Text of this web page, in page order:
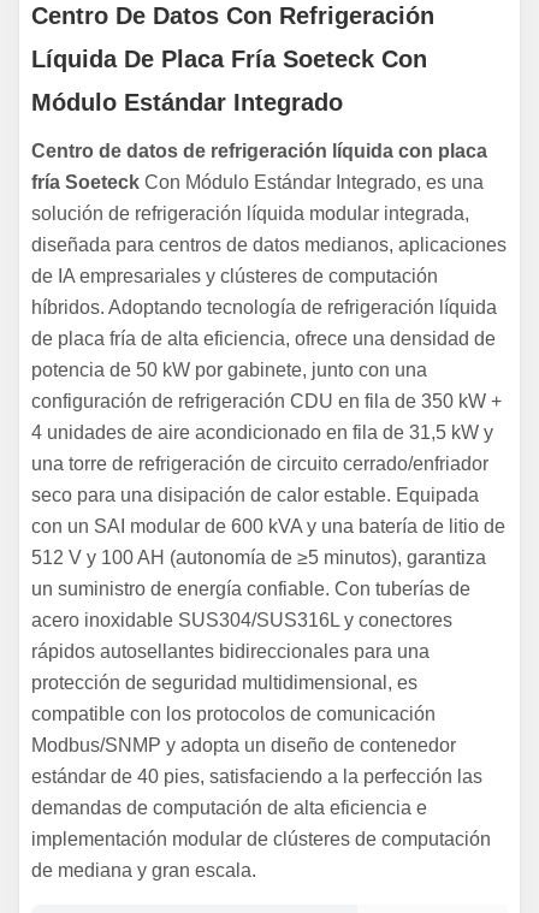
Centro De Datos Con Refrigeración
Líquida De Placa Fría Soeteck Con
Módulo Estándar Integrado
Centro de datos de refrigeración líquida con placa
fría Soeteck Con Módulo Estándar Integrado, es una
solución de refrigeración líquida modular integrada,
diseñada para centros de datos medianos, aplicaciones
de IA empresariales y clústeres de computación
híbridos. Adoptando tecnología de refrigeración líquida
de placa fría de alta eficiencia, ofrece una densidad de
potencia de 50 kW por gabinete, junto con una
configuración de refrigeración CDU en fila de 350 kW +
4 unidades de aire acondicionado en fila de 31,5 kW y
una torre de refrigeración de circuito cerrado/enfriador
seco para una disipación de calor estable. Equipada
con un SAI modular de 600 kVA y una batería de litio de
512 V y 100 AH (autonomía de ≥5 minutos), garantiza
un suministro de energía confiable. Con tuberías de
acero inoxidable SUS304/SUS316L y conectores
rápidos autosellantes bidireccionales para una
protección de seguridad multidimensional, es
compatible con los protocolos de comunicación
Modbus/SNMP y adopta un diseño de contenedor
estándar de 40 pies, satisfaciendo a la perfección las
demandas de computación de alta eficiencia e
implementación modular de clústeres de computación
de mediana y gran escala.